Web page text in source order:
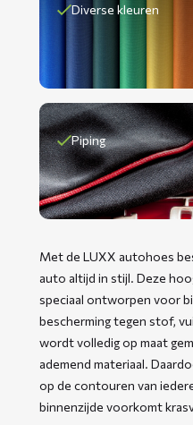
Diverse kleuren
Piping
Met de LUXX autohoes
auto altijd in stijl. Deze
speciaal ontworpen voor
bescherming tegen stof,
wordt volledig op maat
ademend materiaal.
op de contouren van
binnenzijde voorkomt